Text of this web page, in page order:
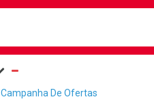
Campanha De Ofertas